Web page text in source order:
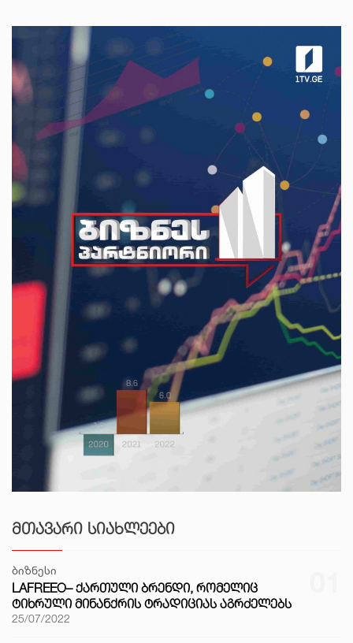
ᲛᲗᲐᲕᲐᲠᲘ ᲡᲘᲐᲮᲚᲔᲔᲑᲘ
ბიზნესი
LAFREEO– ᲥᲐᲠᲗᲣᲚᲘ ᲑᲠᲔᲜᲓᲘ, ᲠᲝᲛᲔᲚᲘᲪ
ᲢᲘᲮᲠᲣᲚᲘ ᲛᲘᲜᲐᲜᲥᲠᲘᲡ ᲢᲠᲐᲓᲘᲪᲘᲐᲡ ᲐᲒᲠᲫᲔᲚᲔᲑᲡ
25/07/2022